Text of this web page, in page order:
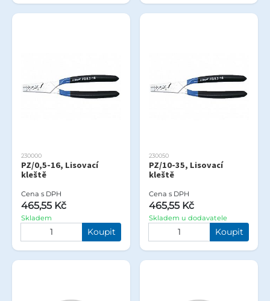
230000
PZ/0,5-16, Lisovací
kleště
Cena s DPH
465,55 Kč
Skladem
Koupit
230050
PZ/10-35, Lisovací
kleště
Cena s DPH
465,55 Kč
Skladem u dodavatele
Koupit